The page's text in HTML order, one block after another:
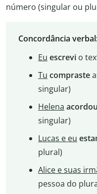
número (singular ou
Concordância
Eu escrevio
Tu compraste
singular)
Helena acordou
singular)
Lucas e eu
plural)
Alice e suas
pessoa do